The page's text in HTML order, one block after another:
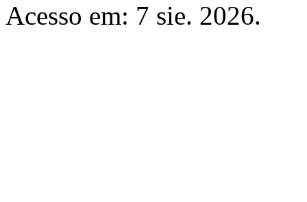
Acesso em: 7 sie. 2026.